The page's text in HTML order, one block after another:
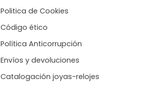
Politica de Cookies
Código ético
Política Anticorrupción
Envíos y devoluciones
Catalogación joyas-relojes